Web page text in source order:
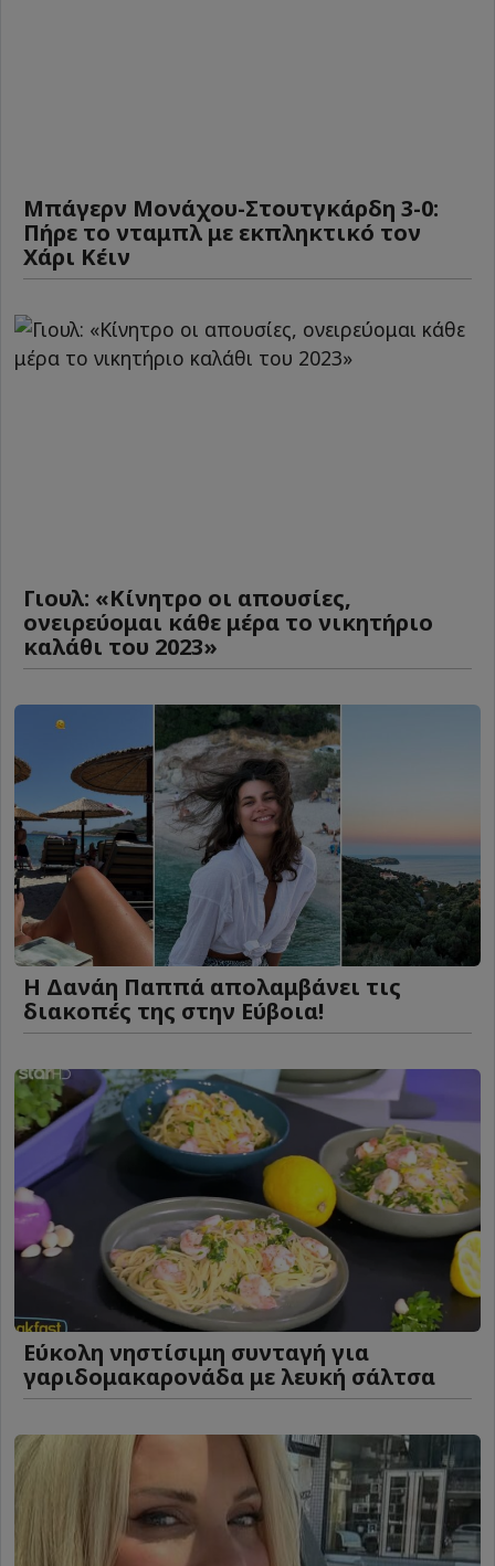
Μπάγερν Μονάχου-Στουτγκάρδη 3-0:
Πήρε το νταμπλ με εκπληκτικό τον
Χάρι Κέιν
Γιουλ: «Κίνητρο οι απουσίες,
ονειρεύομαι κάθε μέρα το νικητήριο
καλάθι του 2023»
Η Δανάη Παππά απολαμβάνει τις
διακοπές της στην Εύβοια!
Eύκολη νηστίσιμη συνταγή για
γαριδομακαρονάδα με λευκή σάλτσα